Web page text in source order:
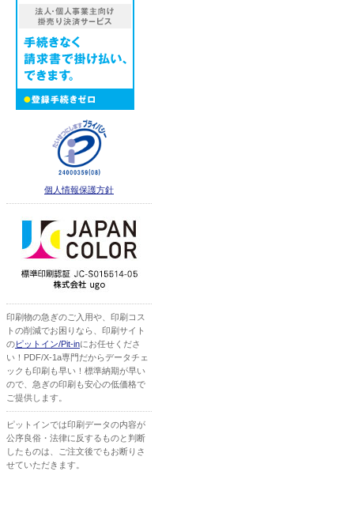
個人情報保護方針
印刷物の急ぎのご入用や、印刷コス
トの削減でお困りなら、印刷サイト
のピットイン/Pit-inにお任せくださ
い！PDF/X-1a専門だからデータチェ
ックも印刷も早い！標準納期が早い
ので、急ぎの印刷も安心の低価格で
ご提供します。
ピットインでは印刷データの内容が
公序良俗・法律に反するものと判断
したものは、ご注文後でもお断りさ
せていただきます。